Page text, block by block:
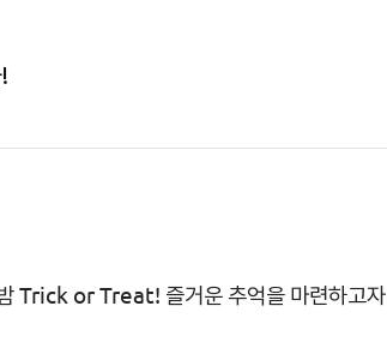
Trick or Treat! 즐거운 추억을 마련하고자